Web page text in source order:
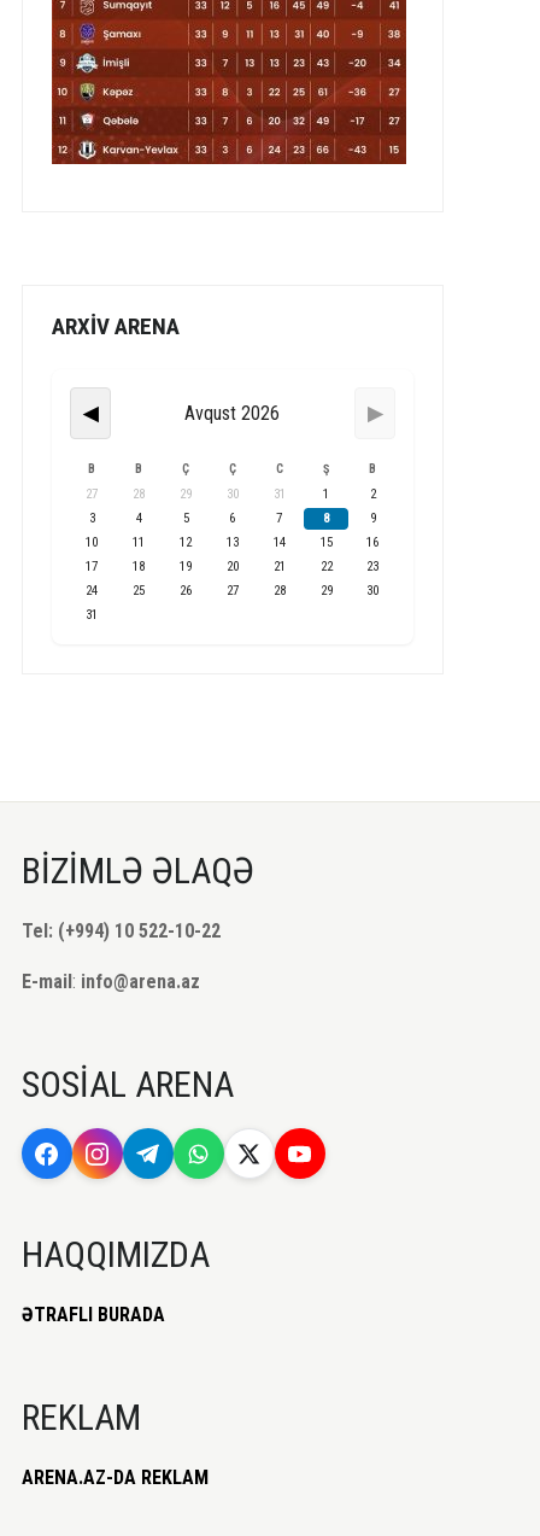
ARXİV ARENA
◀ Avqust 2026 ▶
B B Ç Ç C Ş B
27 28 29 30 31 1
2
3
4 5 6 7 8
9
10
11 12 13 14 15
16
17
18 19 20 21 22
23
24
25 26 27 28 29
30
31
BİZİMLƏ ƏLAQƏ
Tel: (+994) 10 522-10-22
E-mail: info@arena.az
SOSİAL ARENA
HAQQIMIZDA
ƏTRAFLI BURADA
REKLAM
ARENA.AZ-DA REKLAM